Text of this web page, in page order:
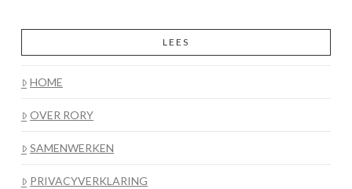
LEES
HOME
OVER RORY
SAMENWERKEN
PRIVACYVERKLARING